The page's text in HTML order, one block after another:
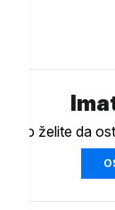
želite da